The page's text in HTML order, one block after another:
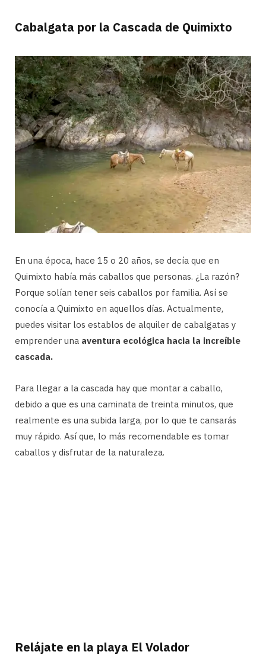
Cabalgata por la Cascada de Quimixto
En una época, hace 15 o 20 años, se decía que en
Quimixto había más caballos que personas. ¿La razón?
Porque solían tener seis caballos por familia. Así se
conocía a Quimixto en aquellos días. Actualmente,
puedes visitar los establos de alquiler de cabalgatas y
emprender una aventura ecológica hacia la increíble
cascada.
Para llegar a la cascada hay que montar a caballo,
debido a que es una caminata de treinta minutos, que
realmente es una subida larga, por lo que te cansarás
muy rápido. Así que, lo más recomendable es tomar
caballos y disfrutar de la naturaleza.
Relájate en la playa El Volador